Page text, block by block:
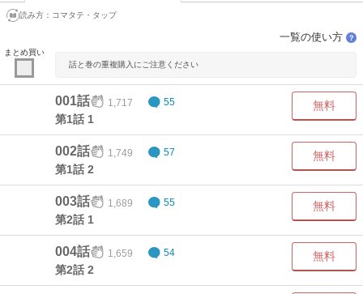
読み方： コマタテ・タップ
まとめ買い
一覧の使い方 ？
話と巻の重複購入にご注意ください
001話 1,717 55
第1話 1
無料
002話 1,749 57
第1話 2
無料
003話 1,689 55
第2話 1
無料
004話 1,659 54
第2話 2
無料